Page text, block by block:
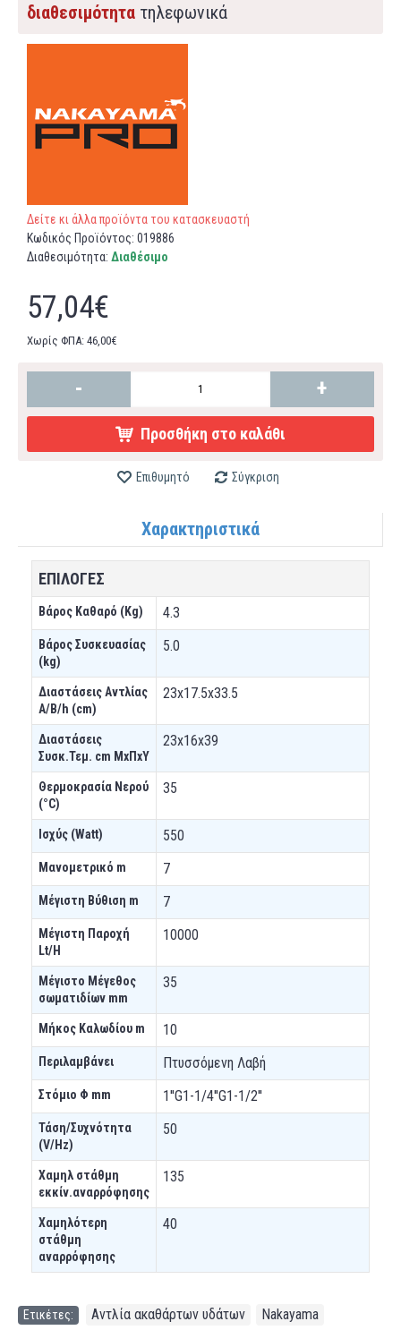
διαθεσιμότητα τηλεφωνικά
Δείτε κι άλλα προϊόντα του κατασκευαστή
Κωδικός Προϊόντος: 019886
Διαθεσιμότητα: Διαθέσιμο
57,04€
Χωρίς ΦΠΑ: 46,00€
- +
Προσθήκη στο καλάθι
Επιθυμητό Σύγκριση
Χαρακτηριστικά
ΕΠΙΛΟΓΕΣ
Βάρος Καθαρό (Kg) 4.3
Βάρος Συσκευασίας
(kg)
5.0
Διαστάσεις Αντλίας
A/B/h (cm)
23x17.5x33.5
Διαστάσεις
Συσκ.Τεμ. cm ΜxΠxΥ
23x16x39
Θερμοκρασία Νερού
(°C)
35
Ισχύς (Watt) 550
Μανομετρικό m 7
Μέγιστη Βύθιση m 7
Μέγιστη Παροχή
Lt/H
10000
Μέγιστο Μέγεθος
σωματιδίων mm
35
Μήκος Καλωδίου m 10
Περιλαμβάνει Πτυσσόμενη Λαβή
Στόμιο Φ mm 1''G1-1/4''G1-1/2''
Τάση/Συχνότητα
(V/Hz)
50
Χαμηλ στάθμη
εκκίν.αναρρόφησης
135
Χαμηλότερη
στάθμη
αναρρόφησης
40
Ετικέτες: Αντλία ακαθάρτων υδάτων Nakayama